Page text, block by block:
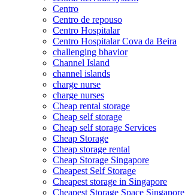
Centro
Centro de repouso
Centro Hospitalar
Centro Hospitalar Cova da Beira
challenging bhavior
Channel Island
channel islands
charge nurse
charge nurses
Cheap rental storage
Cheap self storage
Cheap self storage Services
Cheap Storage
Cheap storage rental
Cheap Storage Singapore
Cheapest Self Storage
Cheapest storage in Singapore
Cheapest Storage Space Singapore